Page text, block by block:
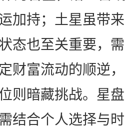
加持；土星虽带来
态也至关重要，需
财富流动的顺逆，
则暗藏挑战。星盘
结合个人选择与时